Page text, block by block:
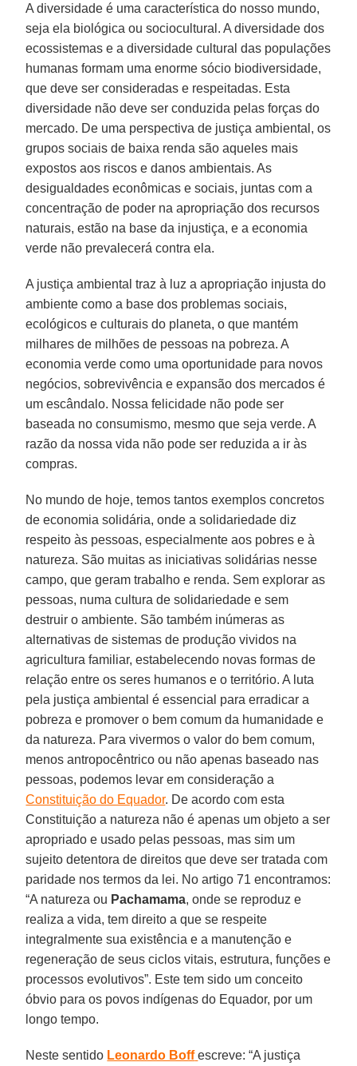
A diversidade é uma característica do nosso mundo,
seja ela biológica ou sociocultural. A diversidade dos
ecossistemas e a diversidade cultural das populações
humanas formam uma enorme sócio biodiversidade,
que deve ser consideradas e respeitadas. Esta
diversidade não deve ser conduzida pelas forças do
mercado. De uma perspectiva de justiça ambiental, os
grupos sociais de baixa renda são aqueles mais
expostos aos riscos e danos ambientais. As
desigualdades econômicas e sociais, juntas com a
concentração de poder na apropriação dos recursos
naturais, estão na base da injustiça, e a economia
verde não prevalecerá contra ela.
A justiça ambiental traz à luz a apropriação injusta do
ambiente como a base dos problemas sociais,
ecológicos e culturais do planeta, o que mantém
milhares de milhões de pessoas na pobreza. A
economia verde como uma oportunidade para novos
negócios, sobrevivência e expansão dos mercados é
um escândalo. Nossa felicidade não pode ser
baseada no consumismo, mesmo que seja verde. A
razão da nossa vida não pode ser reduzida a ir às
compras.
No mundo de hoje, temos tantos exemplos concretos
de economia solidária, onde a solidariedade diz
respeito às pessoas, especialmente aos pobres e à
natureza. São muitas as iniciativas solidárias nesse
campo, que geram trabalho e renda. Sem explorar as
pessoas, numa cultura de solidariedade e sem
destruir o ambiente. São também inúmeras as
alternativas de sistemas de produção vividos na
agricultura familiar, estabelecendo novas formas de
relação entre os seres humanos e o território. A luta
pela justiça ambiental é essencial para erradicar a
pobreza e promover o bem comum da humanidade e
da natureza. Para vivermos o valor do bem comum,
menos antropocêntrico ou não apenas baseado nas
pessoas, podemos levar em consideração a
Constituição do Equador. De acordo com esta
Constituição a natureza não é apenas um objeto a ser
apropriado e usado pelas pessoas, mas sim um
sujeito detentora de direitos que deve ser tratada com
paridade nos termos da lei. No artigo 71 encontramos:
“A natureza ou Pachamama, onde se reproduz e
realiza a vida, tem direito a que se respeite
integralmente sua existência e a manutenção e
regeneração de seus ciclos vitais, estrutura, funções e
processos evolutivos”. Este tem sido um conceito
óbvio para os povos indígenas do Equador, por um
longo tempo.
Neste sentido Leonardo Boff escreve: “A justiça